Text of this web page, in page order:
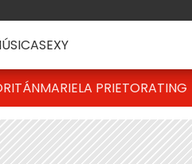
SEXY
MARIELA PRIETORATING